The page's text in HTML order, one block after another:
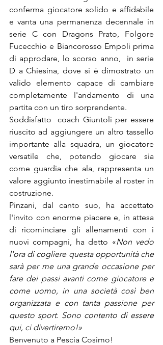
conferma giocatore solido e affidabile
e vanta una permanenza decennale in
serie C con Dragons Prato, Folgore
Fucecchio e Biancorosso Empoli prima
di approdare, lo scorso anno,  in serie
D a Chiesina, dove si è dimostrato un
valido elemento capace di cambiare
completamente l'andamento di una
partita con un tiro sorprendente.
Soddisfatto  coach Giuntoli per essere
riuscito ad aggiungere un altro tassello
importante alla squadra, un giocatore
versatile che, potendo giocare sia
come guardia che ala, rappresenta un
valore aggiunto inestimabile al roster in
costruzione.
Pinzani, dal canto suo, ha accettato
l'invito con enorme piacere e, in attesa
di ricominciare gli allenamenti con i
nuovi compagni, ha detto «Non vedo
l'ora di cogliere questa opportunità che
sarà per me una grande occasione per
fare dei passi avanti come giocatore e
come uomo, in una società così ben
organizzata e con tanta passione per
questo sport. Sono contento di essere
qui, ci divertiremo!»
Benvenuto a Pescia Cosimo!